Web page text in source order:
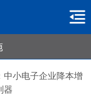
中小电子企业降本增
器